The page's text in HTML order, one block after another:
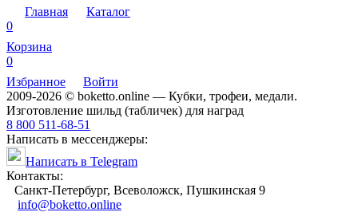
Главная
Каталог
0
Корзина
0
Избранное
Войти
2009-2026 © boketto.online — Кубки, трофеи, медали.
Изготовление шильд (табличек) для наград
8 800 511-68-51
Написать в мессенджеры:
Написать в Telegram
Контакты:
Санкт-Петербург, Всеволожск, Пушкинская 9
info@boketto.online